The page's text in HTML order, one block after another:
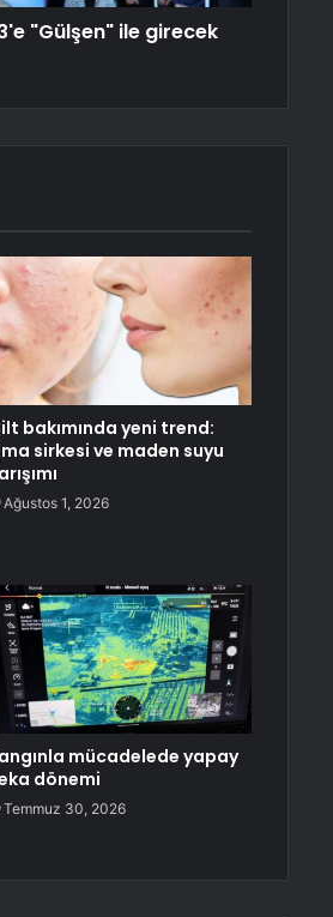
"Gülşen" ile girecek
bakımında yeni trend:
sirkesi ve maden suyu
Ağustos 1, 2026
mücadelede yapay
dönemi
Temmuz 30, 2026